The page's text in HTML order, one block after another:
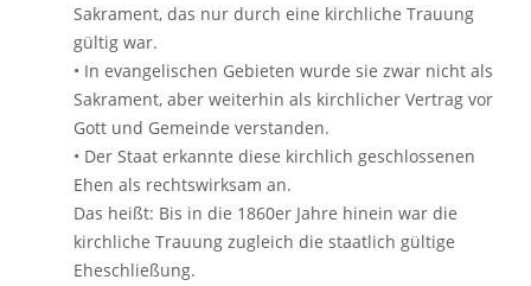
Sakrament, das nur durch eine kirchliche Trauung
gültig war.
• In evangelischen Gebieten wurde sie zwar nicht als
Sakrament, aber weiterhin als kirchlicher Vertrag vor
Gott und Gemeinde verstanden.
• Der Staat erkannte diese kirchlich geschlossenen
Ehen als rechtswirksam an.
Das heißt: Bis in die 1860er Jahre hinein war die
kirchliche Trauung zugleich die staatlich gültige
Eheschließung.